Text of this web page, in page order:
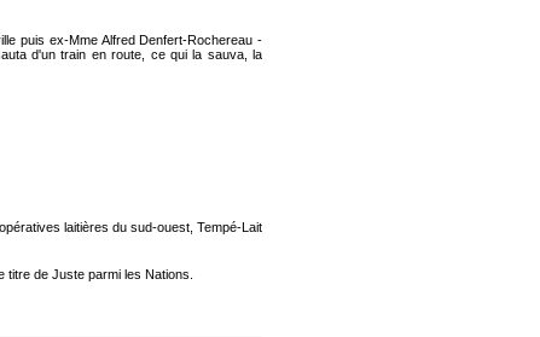
puis ex-Mme Alfred Denfert-Rochereau -
d'un train en route, ce qui la sauva, la
laitières du sud-ouest, Tempé-Lait
titre de Juste parmi les Nations.